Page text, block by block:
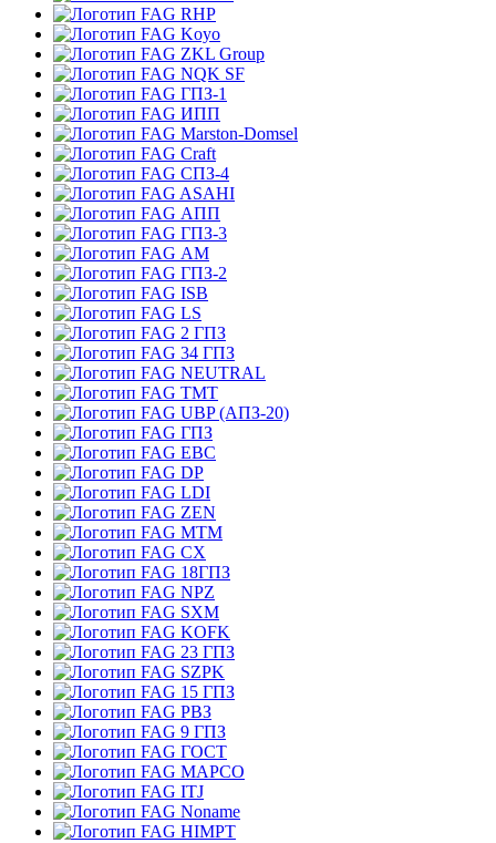
RHP
Koyo
ZKL Group
NQK SF
ГПЗ-1
ИПП
Marston-Domsel
Craft
СПЗ-4
ASAHI
АПП
ГПЗ-3
АМ
ГПЗ-2
ISB
LS
2 ГПЗ
34 ГПЗ
NEUTRAL
TMT
UBP (АПЗ-20)
ГПЗ
EBC
DP
LDI
ZEN
MTM
CX
18ГПЗ
NPZ
SXM
KOFK
23 ГПЗ
SZPK
15 ГПЗ
РВЗ
9 ГПЗ
ГОСТ
MAPCO
ITJ
Noname
HIMPT